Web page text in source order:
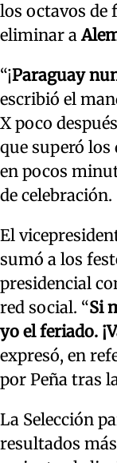
los octavos de
eliminar a
“¡Paraguay
escribió el
X poco
que superó
en pocos
de celebración.
El
sumó a los
presidencial
red social. “Si
yo el feriado.
expresó, en
por Peña tras
La Selección
resultados